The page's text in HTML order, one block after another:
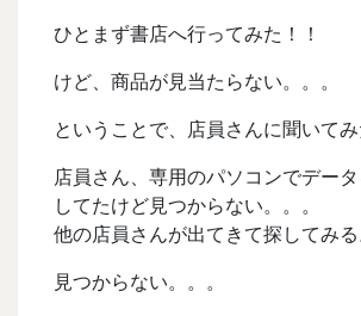
ひとまず書店へ行ってみた！！
けど、商品が見当たらない。。。
ということで、店員さんに聞いてみ
店員さん、専用のパソコンでデー
してたけど見つからない。。。
他の店員さんが出てきて探してみる
見つからない。。。